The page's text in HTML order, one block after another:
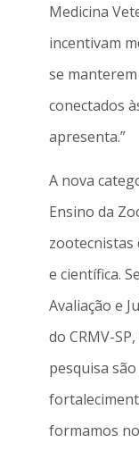
Medicina
incentivam
se
conectados
apresenta.”
A nova
Ensino da
zootecnistas
e científica.
Avaliação e
do CRMV-
pesquisa
formamos